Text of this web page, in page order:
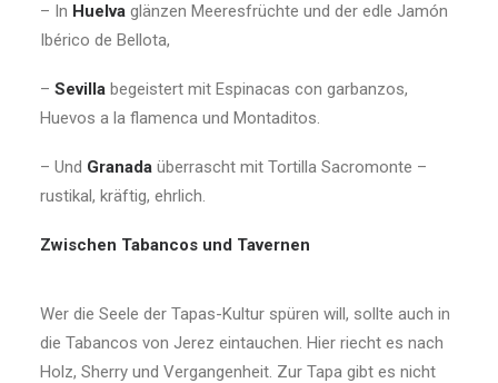
– In Huelva glänzen Meeresfrüchte und der edle Jamón
Ibérico de Bellota,
– Sevilla begeistert mit Espinacas con garbanzos,
Huevos a la flamenca und Montaditos.
– Und Granada überrascht mit Tortilla Sacromonte –
rustikal, kräftig, ehrlich.
Zwischen Tabancos und Tavernen
Wer die Seele der Tapas-Kultur spüren will, sollte auch in
die Tabancos von Jerez eintauchen. Hier riecht es nach
Holz, Sherry und Vergangenheit. Zur Tapa gibt es nicht